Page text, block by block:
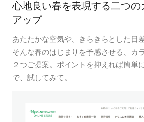
心地良い春を表現する二つの
アップ
あたたかな空気や、きらきらとした日
そんな春のはじまりを予感させる、カ
２つご提案。ポイントを抑えれば簡単
で、試してみて。